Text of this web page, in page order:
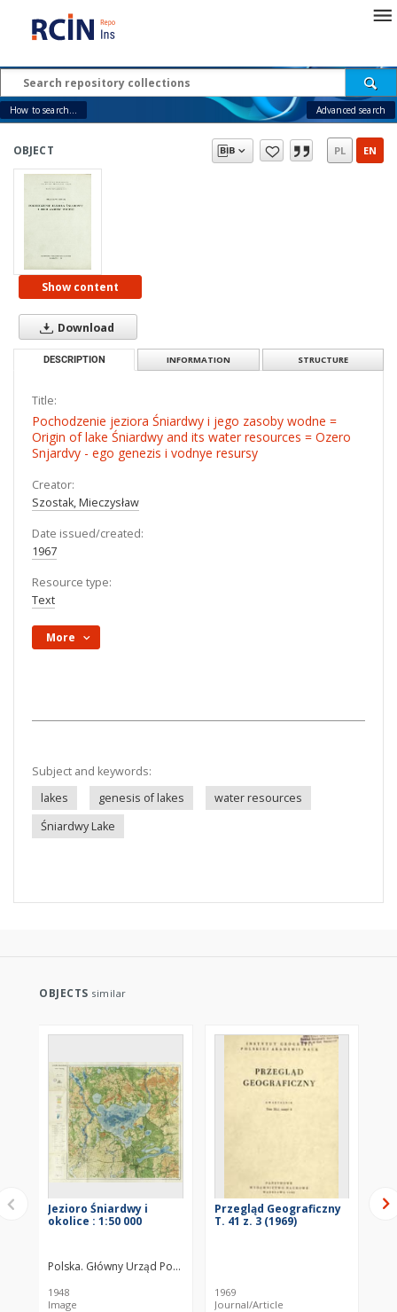
How to search... Advanced search
OBJECT PL EN
Show content
Download
DESCRIPTION INFORMATION STRUCTURE
Title:
Pochodzenie jeziora Śniardwy i jego zasoby wodne =
Origin of lake Śniardwy and its water resources = Ozero
Snjardvy - ego genezis i vodnye resursy
Creator:
Szostak, Mieczysław
Date issued/created:
1967
Resource type:
Text
More
Subject and keywords:
lakes
genesis of lakes
water resources
Śniardwy Lake
OBJECTS similar
Jezioro Śniardwy i
okolice : 1:50 000
Polska. Główny Urząd Pomiarów Kraju. Biuro Kartograficzne
1948
Image
Przegląd Geograficzny
T. 41 z. 3 (1969)
1969
Journal/Article